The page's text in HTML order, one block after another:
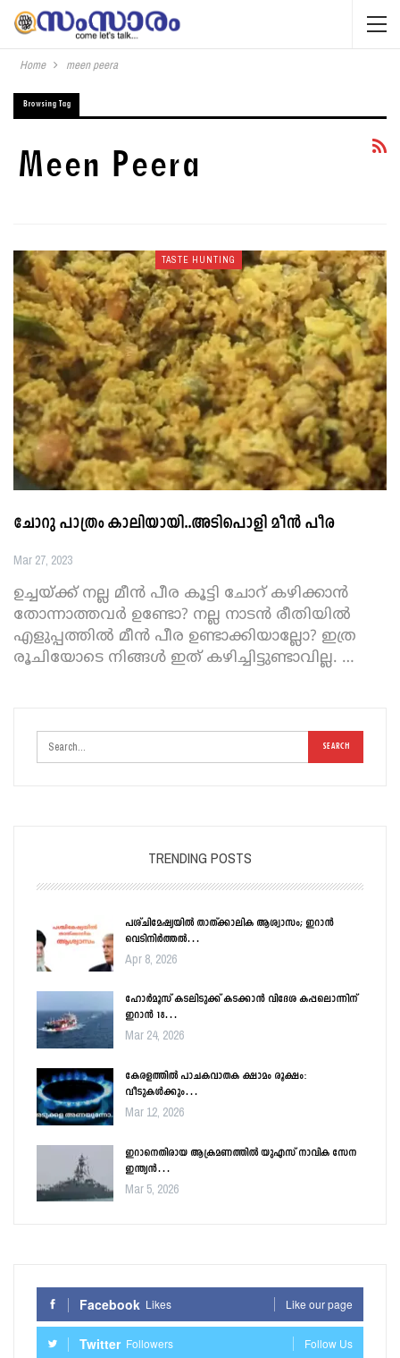
Home meen peera
Browsing Tag
Meen Peera
TASTE HUNTING
ചോറു പാത്രം കാലിയായി..അടിപൊളി മീൻ പീര
Mar 27, 2023
ഉ‌ച്ചയ്ക്ക് നല്ല മീൻ പീര കൂട്ടി ചോറ് കഴിക്കാൻ
തോന്നാത്തവർ ഉണ്ടോ? നല്ല നാടൻ രീതിയിൽ
എളുപ്പത്തിൽ മീൻ പീര ഉണ്ടാക്കിയാല്ലോ? ഇത്ര
രൂചിയോടെ നിങ്ങൾ ഇത് കഴിച്ചിട്ടുണ്ടാവില്ല. …
TRENDING POSTS
പശ്ചിമേഷ്യയിൽ താത്ക്കാലിക ആശ്വാസം; ഇറാൻ
വെടിനിർത്തൽ…
Apr 8, 2026
ഹോർമൂസ് കടലിടുക്ക് കടക്കാൻ വിദേശ കപ്പലൊന്നിന്
ഇറാൻ 18…
Mar 24, 2026
കേരളത്തിൽ പാചകവാതക ക്ഷാമം രൂക്ഷം:
വീടുകൾക്കും…
Mar 12, 2026
ഇറാനെതിരായ ആക്രമണത്തിൽ യുഎസ് നാവിക സേന
ഇന്ത്യൻ…
Mar 5, 2026
Facebook Likes Like our page
Twitter Followers Follow Us